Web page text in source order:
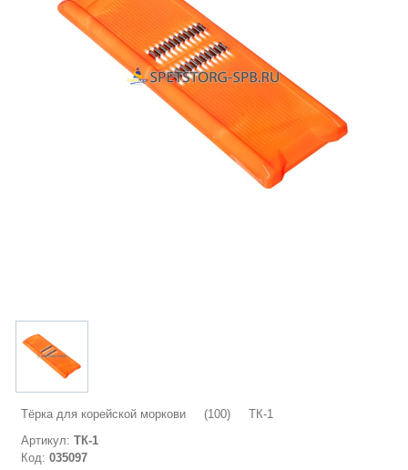
Тёрка для корейской моркови (100) ТК-1
Артикул:ТК-1
Код:035097